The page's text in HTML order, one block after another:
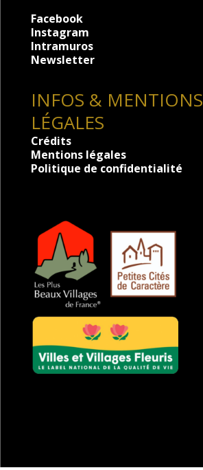
Facebook
Instagram
Intramuros
Newsletter
INFOS & MENTIONS
LÉGALES
Crédits
Mentions légales
Politique de confidentialité